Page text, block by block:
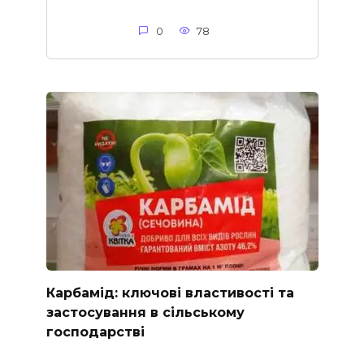
0 78
Карбамід: ключові властивості та
застосування в сільському
господарстві